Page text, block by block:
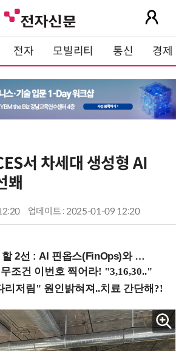
전자 모빌리티 통신 경제
서 차세대 생성형 AI
봬
업데이트 : 2025-01-09 12:20
옵스(FinOps)와 토큰 거버넌스 (8/21 잠실역)